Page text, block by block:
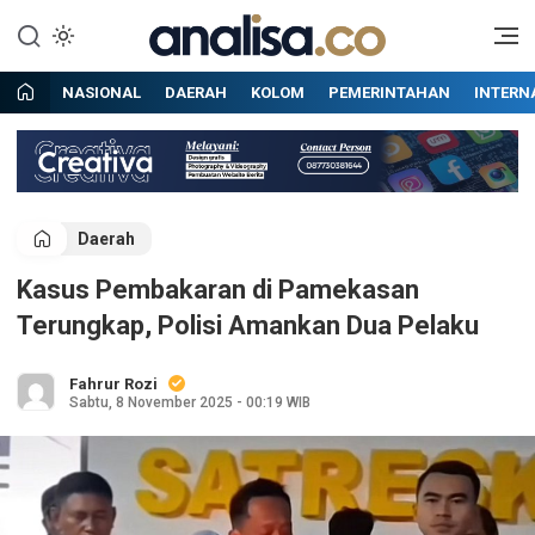
konten
Analisa
Situs berita online terpercaya
NASIONAL DAERAH KOLOM PEMERINTAHAN
Daerah
Kasus Pembakaran di Pamekasan
Terungkap, Polisi Amankan Dua Pelaku
Fahrur Rozi
Sabtu, 8 November 2025 - 00:19 WIB